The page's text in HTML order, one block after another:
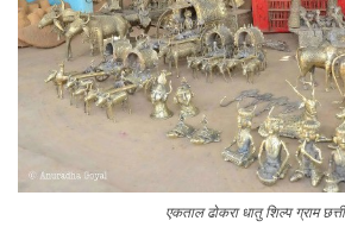
एकताल ढोकरा धातु शिल्प ग्राम